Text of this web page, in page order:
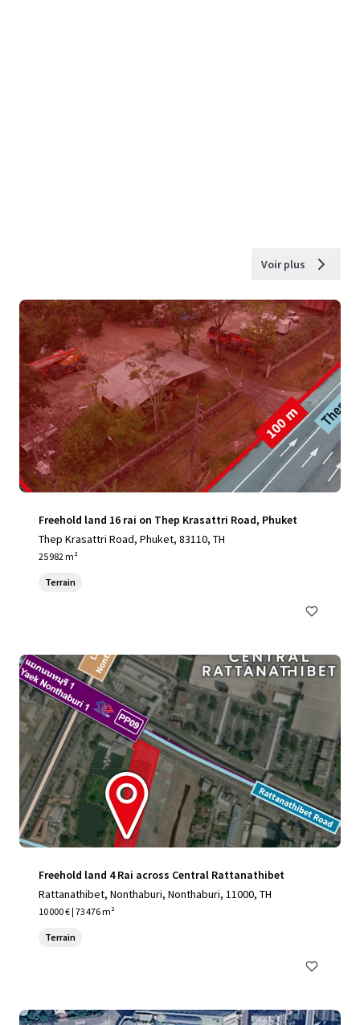
Voir plus
Freehold land 16 rai on Thep Krasattri Road, Phuket
Thep Krasattri Road, Phuket, 83110, TH
25 982 m²
Terrain
Freehold land 4 Rai across Central Rattanathibet
Rattanathibet, Nonthaburi, Nonthaburi, 11000, TH
10 000 € | 73 476 m²
Terrain